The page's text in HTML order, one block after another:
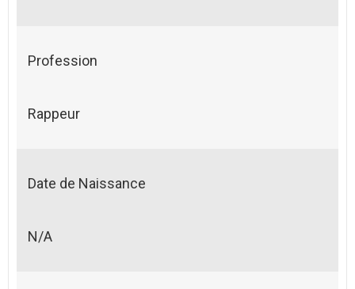
Profession
Rappeur
Date de Naissance
N/A